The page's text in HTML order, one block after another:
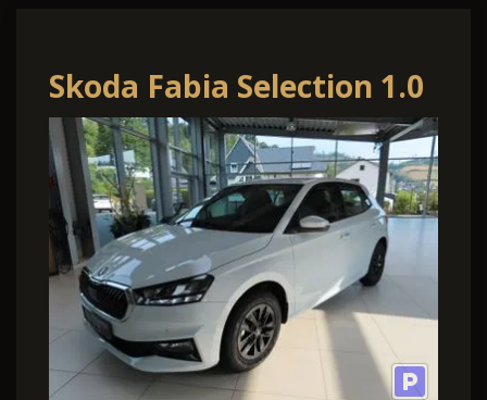
Skoda Fabia Selection 1.0
70kw Climatronic
Sitzheizun